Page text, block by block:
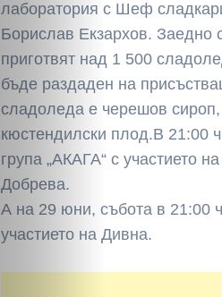
лаборатория с Шеф
Борислав Екзархов. Заедно
приготвят над 1 500
бъде раздаден на
сладоледа е черешов сироп,
кюстендилски плод.В 21:00
група „АКАГА“ с участието
Добрева.
А на 29 юни, събота в 21:00
участието на Дивна.